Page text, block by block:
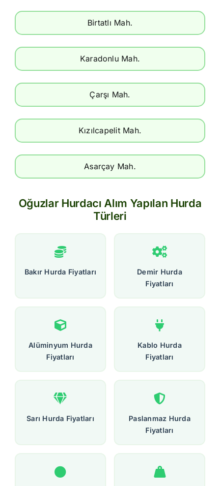
Birtatlı Mah.
Karadonlu Mah.
Çarşı Mah.
Kızılcapelit Mah.
Asarçay Mah.
Oğuzlar Hurdacı Alım Yapılan Hurda
Türleri
Bakır Hurda Fiyatları
Demir Hurda
Fiyatları
Alüminyum Hurda
Fiyatları
Kablo Hurda
Fiyatları
Sarı Hurda Fiyatları
Paslanmaz Hurda
Fiyatları